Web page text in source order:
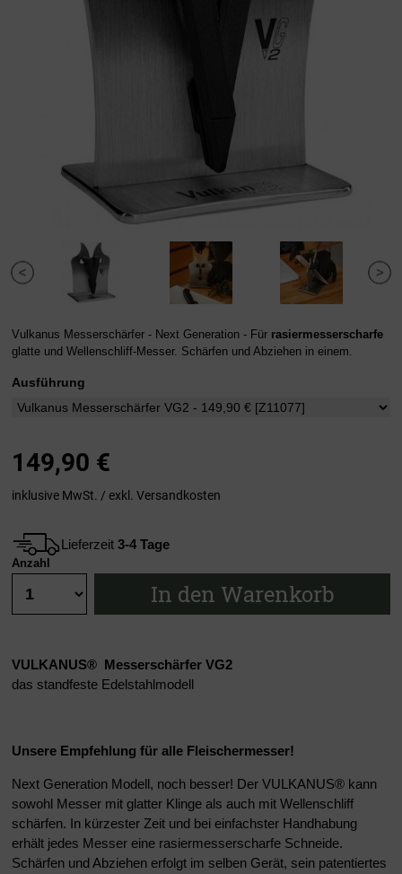
Vulkanus Messerschärfer - Next Generation - Für rasiermesserscharfe
glatte und Wellenschliff-Messer. Schärfen und Abziehen in einem.
Ausführung
149,90 €
inklusive MwSt. / exkl. Versandkosten
Lieferzeit 3-4 Tage
Anzahl
In den Warenkorb
VULKANUS® Messerschärfer VG2
das standfeste Edelstahlmodell
Unsere Empfehlung für alle Fleischermesser!
Next Generation Modell, noch besser! Der VULKANUS® kann
sowohl Messer mit glatter Klinge als auch mit Wellenschliff
schärfen. In kürzester Zeit und bei einfachster Handhabung
erhält jedes Messer eine rasiermesserscharfe Schneide.
Schärfen und Abziehen erfolgt im selben Gerät, sein patentiertes